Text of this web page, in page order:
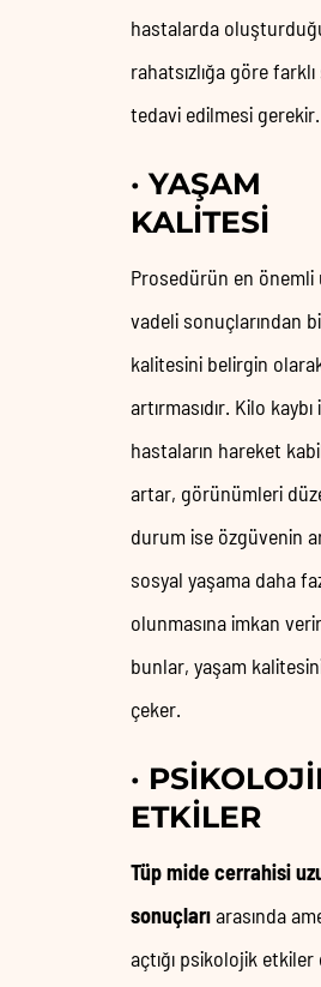
hastalarda
rahatsızlığa göre
tedavi edilmesi gerekir.
·YAŞAM
KALITESI
Prosedürün en önemli
vadeli sonuçlarından
kalitesini belirgin
artırmasıdır. Kilo
hastaların hareket
artar, görünümleri
durum ise özgüvenin
sosyal yaşama daha
olunmasına imkan
bunlar, yaşam
çeker.
·
ETKILER
Tüp mide cerrahisi
sonuçlarıarasında
açtığı psikolojik etkiler